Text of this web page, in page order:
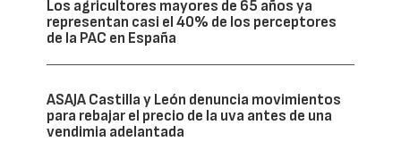
Los agricultores mayores de 65 años ya
representan casi el 40% de los perceptores
de la PAC en España
ASAJA Castilla y León denuncia movimientos
para rebajar el precio de la uva antes de una
vendimia adelantada